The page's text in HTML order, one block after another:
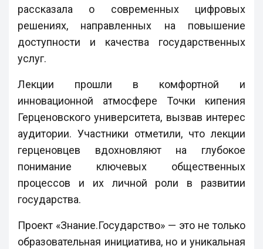
рассказала о современных цифровых
решениях, направленных на повышение
доступности и качества государственных
услуг.
Лекции прошли в комфортной и
инновационной атмосфере Точки кипения
Герценовского университета, вызвав интерес
аудитории. Участники отметили, что лекции
герценовцев вдохновляют на глубокое
понимание ключевых общественных
процессов и их личной роли в развитии
государства.
Проект «Знание.Государство» — это не только
образовательная инициатива, но и уникальная